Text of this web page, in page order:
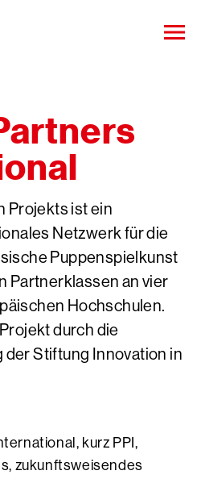
Projekts ist ein
Netzwerk für die
Puppenspielkunst
Partnerklassen an vier
Hochschulen.
durch die
Stiftung Innovation in
kurz PPI,
zukunftsweisendes